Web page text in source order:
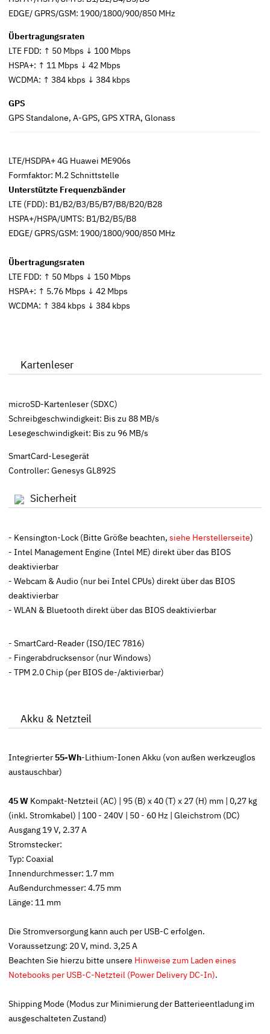
EDGE/ GPRS/GSM: 1900/1800/900/850 MHz
Übertragungsraten
LTE FDD: ↑ 50 Mbps ↓ 100 Mbps
HSPA+: ↑ 11 Mbps ↓ 42 Mbps
WCDMA: ↑ 384 kbps ↓ 384 kbps
GPS
GPS Standalone, A-GPS, GPS XTRA, Glonass
LTE/HSDPA+ 4G Huawei ME906s
Formfaktor: M.2 Schnittstelle
Unterstützte Frequenzbänder
LTE (FDD): B1/B2/B3/B5/B7/B8/B20/B28
HSPA+/HSPA/UMTS: B1/B2/B5/B8
EDGE/ GPRS/GSM: 1900/1800/900/850 MHz
Übertragungsraten
LTE FDD: ↑ 50 Mbps ↓ 150 Mbps
HSPA+: ↑ 5.76 Mbps ↓ 42 Mbps
WCDMA: ↑ 384 kbps ↓ 384 kbps
Kartenleser
microSD-Kartenleser (SDXC)
Schreibgeschwindigkeit: Bis zu 88 MB/s
Lesegeschwindigkeit: Bis zu 96 MB/s
SmartCard-Lesegerät
Controller: Genesys GL892S
Sicherheit
- Kensington-Lock (Bitte Größe beachten,siehe Herstellerseite)
- Intel Management Engine (Intel ME) direkt über das BIOS
deaktivierbar
- Webcam & Audio (nur bei Intel CPUs) direkt über das BIOS
deaktivierbar
- WLAN & Bluetooth direkt über das BIOS deaktivierbar
- SmartCard-Reader (ISO/IEC 7816)
- Fingerabdrucksensor (nur Windows)
- TPM 2.0 Chip (per BIOS de-/aktivierbar)
Akku & Netzteil
Integrierter 55-Wh-Lithium-Ionen Akku (von außen werkzeuglos
austauschbar)
45 W Kompakt-Netzteil (AC) | 95 (B) x 40 (T) x 27 (H) mm | 0,27 kg
(inkl. Stromkabel) | 100 - 240V | 50 - 60 Hz | Gleichstrom (DC)
Ausgang 19 V, 2.37 A
Stromstecker:
Typ: Coaxial
Innendurchmesser: 1.7 mm
Außendurchmesser: 4.75 mm
Länge: 11 mm
Die Stromversorgung kann auch per USB-C erfolgen.
Voraussetzung: 20 V, mind. 3,25 A
Beachten Sie hierzu bitte unsere Hinweise zum Laden eines
Notebooks per USB-C-Netzteil (Power Delivery DC-In).
Shipping Mode (Modus zur Minimierung der Batterieentladung im
ausgeschalteten Zustand)